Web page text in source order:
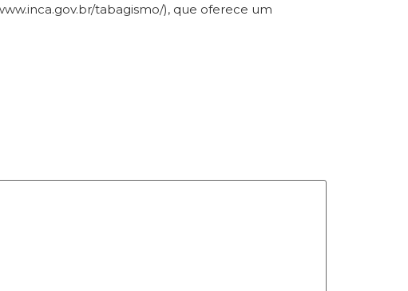
tabagismo/), que oferece um